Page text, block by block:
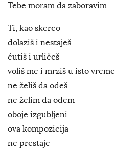
Tebe moram da zaboravim
Ti, kao skerco
dolaziš i nestaješ
ćutiš i urličeš
voliš me i mrziš u isto vreme
ne želiš da odeš
ne želim da odem
oboje izgubljeni
ova kompozicija
ne prestaje